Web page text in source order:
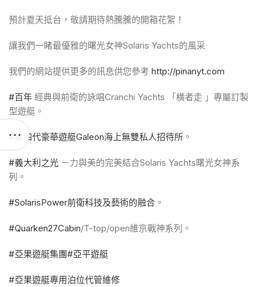
預計夏天抵台，敬請期待熱騰騰的開箱花絮！
讓我們一睹最優雅的曙光女神Solaris Yachts的風采
我們的網站提供更多的訊息供您參考 http://pinanyt.com
#百年 經典與前衛的詠唱Cranchi Yachts 「橫者走 」專屬訂製
型遊艇。
#第四代豪華遊艇Galeon海上無雙私人招待所 。
#義大利之光 －力與美的完美結合Solaris Yachts曙光女神系
列。
#SolarisPower前衛科技及藝術的融合 。
#Quarken27Cabin/T-top/open維京戰神系列。
#亞果遊艇集團#亞平遊艇
#亞果遊艇專用泊位代管維修